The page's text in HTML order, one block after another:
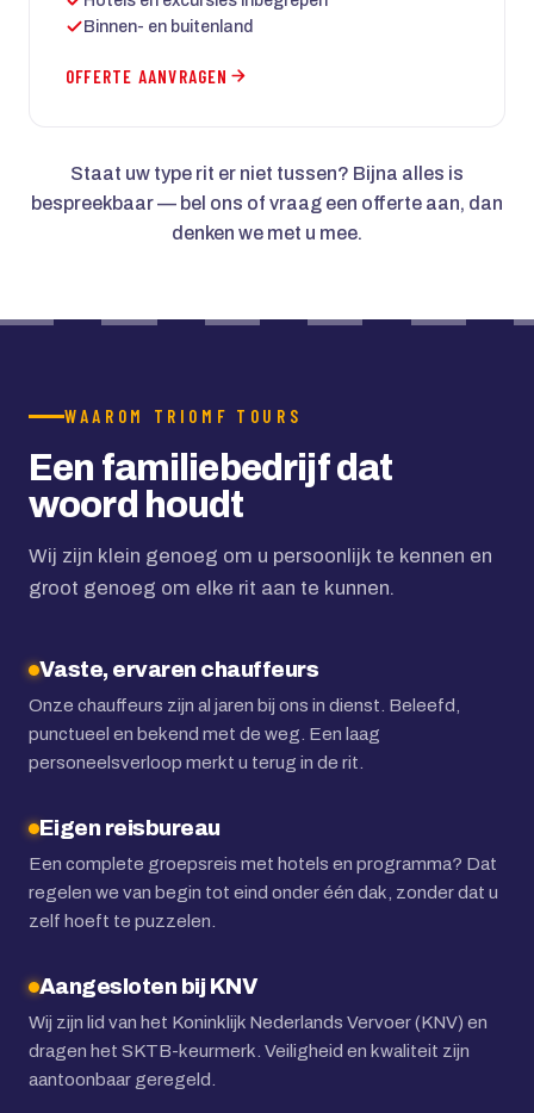
Binnen- en buitenland
OFFERTE AANVRAGEN
Staat uw type rit er niet tussen? Bijna alles is
bespreekbaar — bel ons of vraag een offerte aan, dan
denken we met u mee.
WAAROM TRIOMF TOURS
Een familiebedrijf dat
woord houdt
Wij zijn klein genoeg om u persoonlijk te kennen en
groot genoeg om elke rit aan te kunnen.
Vaste, ervaren chauffeurs
Onze chauffeurs zijn al jaren bij ons in dienst. Beleefd,
punctueel en bekend met de weg. Een laag
personeelsverloop merkt u terug in de rit.
Eigen reisbureau
Een complete groepsreis met hotels en programma? Dat
regelen we van begin tot eind onder één dak, zonder dat u
zelf hoeft te puzzelen.
Aangesloten bij KNV
Wij zijn lid van het Koninklijk Nederlands Vervoer (KNV) en
dragen het SKTB-keurmerk. Veiligheid en kwaliteit zijn
aantoonbaar geregeld.